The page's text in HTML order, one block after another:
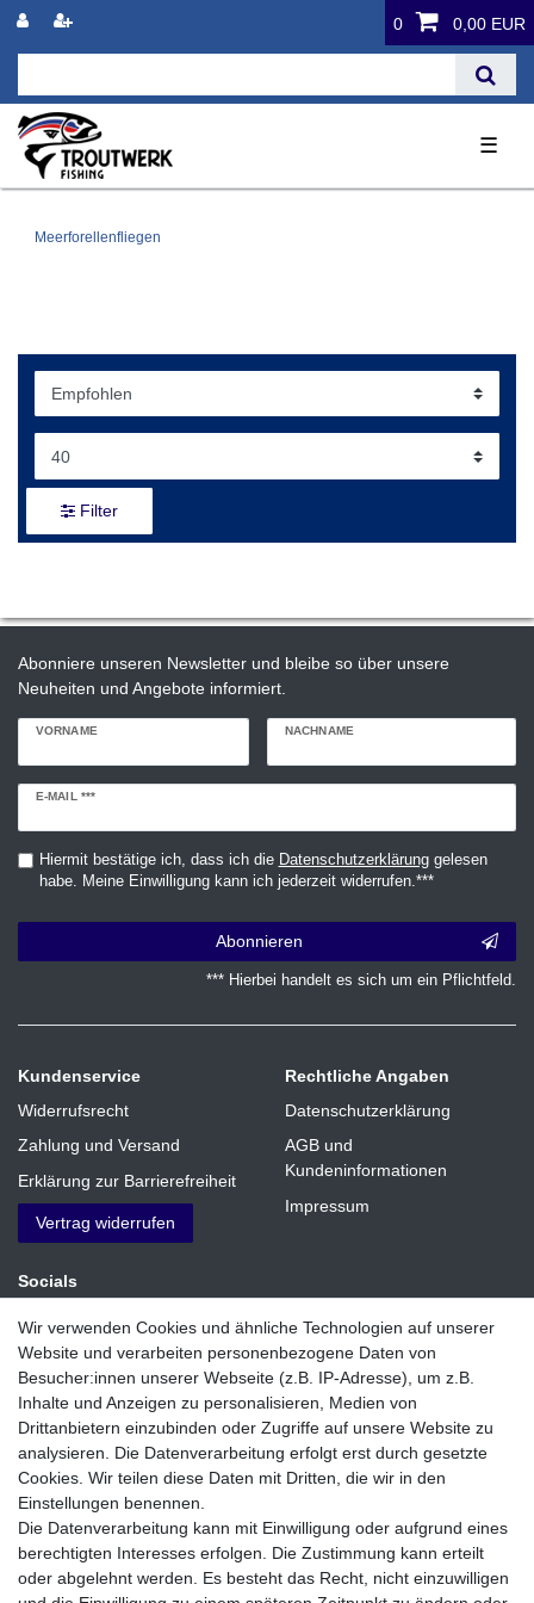
0 0,00 EUR
☰
Meerforellenfliegen
Filter
Abonniere unseren Newsletter und bleibe so über unsere
Neuheiten und Angebote informiert.
VORNAME NACHNAME
E-MAIL ***
Newsletter
Hiermit bestätige ich, dass ich die Daten­schutz­erklärunggelesen
habe. Meine Einwilligung kann ich jederzeit widerrufen.***
Abonnieren
*** Hierbei handelt es sich um ein Pflichtfeld.
Kundenservice
Widerrufsrecht
Zahlung und Versand
Erklärung zur Barrierefreiheit
Vertrag widerrufen
Rechtliche Angaben
Datenschutzerklärung
AGB und
Kundeninformationen
Impressum
Socials
Facebook
Instagram
Zahlungsmethoden
Wir verwenden Cookies und ähnliche Technologien auf unserer
Website und verarbeiten personenbezogene Daten von
Besucher:innen unserer Webseite (z.B. IP-Adresse), um z.B.
Inhalte und Anzeigen zu personalisieren, Medien von
Drittanbietern einzubinden oder Zugriffe auf unsere Website zu
analysieren. Die Datenverarbeitung erfolgt erst durch gesetzte
Cookies. Wir teilen diese Daten mit Dritten, die wir in den
Einstellungen benennen.
Die Datenverarbeitung kann mit Einwilligung oder aufgrund eines
berechtigten Interesses erfolgen. Die Zustimmung kann erteilt
oder abgelehnt werden. Es besteht das Recht, nicht einzuwilligen